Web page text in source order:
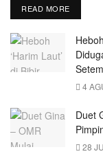
READ MORE
4
Duet
28